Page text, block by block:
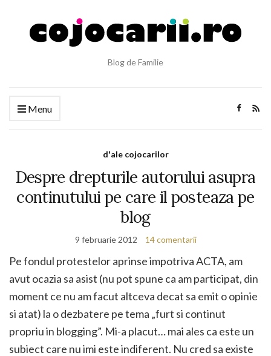
Blog de Familie
Menu
d'ale cojocarilor
Despre drepturile autorului asupra
continutului pe care il posteaza pe
blog
9 februarie 2012 14 comentarii
Pe fondul protestelor aprinse impotriva ACTA, am
avut ocazia sa asist (nu pot spune ca am participat, din
moment ce nu am facut altceva decat sa emit o opinie
si atat) la o dezbatere pe tema „furt si continut
propriu in blogging”. Mi-a placut… mai ales ca este un
subiect care nu imi este indiferent. Nu cred sa existe